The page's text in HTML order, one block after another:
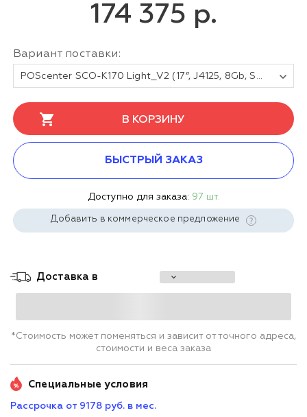
174 375 р.
Вариант поставки:
POScenter SCO-K170 Light_V2 (17”, J4125, 8Gb, SSD128Gb, 2D сканер, Светофор, З цвета, полка для ПИН-пад, полка для ККТ, крепление на прилавок, крепление на стену)
В КОРЗИНУ
БЫСТРЫЙ ЗАКАЗ
Доступно для заказа: 97 шт.
Добавить в коммерческое предложение
Доставка в
*Стоимость может поменяться и зависит от точного адреса,
стоимости и веса заказа
Специальные условия
Рассрочка от 9178 руб. в мес.